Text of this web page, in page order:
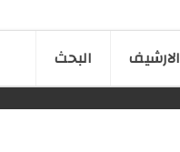
الارشیف البحث